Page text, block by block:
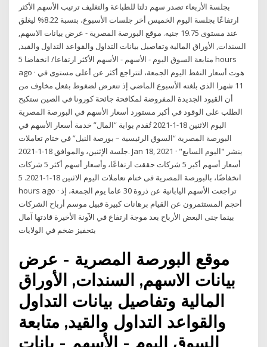
بجلسة الأربعاء تصدر سهم دلتا للطباعة والتغليف ترتيب الأسهم الأكثر
ارتفاعًا بجلسة اليوم الخميس أخر جلسات الأسبوع، بنسبة 8.22% ليغلق
عند مستوى 19.75 جنيه. موقع البورصة المصرية - عرض بيانات الاسهم,
السندات, الأوراق المالية وتفاصيل بيانات التداول والقواعد التداول والقيد,
متابعة السوق اليوم - الأسهم - الأسهم الأكثر ارتفاعا/ انخفاضا 5 hours
ago · هوت أسعار النفط اليوم الجمعة، لتتراجع أكثر عن أعلى مستوى في
11 شهرا الذي بلغته الأسبوع الماضي إذ تتعرض لضغوط بفعل مخاوف من
أن القيود الجديدة المفروضة لمكافحة جائحة كورونا في الصين ستكبح
الطلب على الوقود في أكبر مستورد أسعار الأسهم في البورصة المصرية
اليوم الاثنين 18-1-2021 تُقدم بوابة “المال” خدمة أسعار الأسهم في
البورصة المصرية “السوق الرئيسية – بورصة النيل” في ختام تعاملات
جلسة الإثنين، والموافق 18-1-2021. Jan 18, 2021 · ينشر "اليوم السابع"
أسعار أسهم أكبر 5 شركات حققت ارتفاعًا، وأسعار أسهم أكثر 5 شركات
انخفاضًا، بالبورصة المصرية فى ختام تعاملات اليوم الاثنين 18-1-2021. 5
hours ago · تراجعت الأسهم اليابانية عن ذروة 30 عاما يوم الجمعة، إذ
أحجم المستثمرون عن القيام برهانات كبيرة قبيل موسم أرباح الشركات
بينما جنى البعض الأرباح بعد موجة ارتفاع في الآونة الأخيرة قادتها آمال
بتحفيز ضخم في الولايات
موقع البورصة المصرية - عرض
بيانات الاسهم, السندات, الأوراق
المالية وتفاصيل بيانات التداول
والقواعد التداول والقيد, متابعة
السوق اليوم - الأسهم - يانات